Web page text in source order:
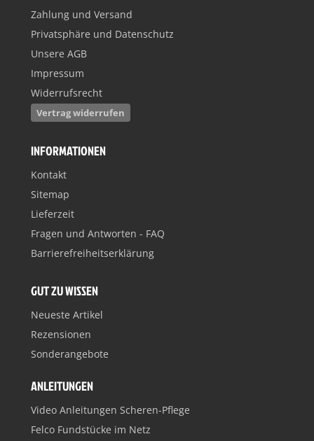
Zahlung und Versand
Privatsphäre und Datenschutz
Unsere AGB
Impressum
Widerrufsrecht
Vertrag widerrufen
INFORMATIONEN
Kontakt
Sitemap
Lieferzeit
Fragen und Antworten - FAQ
Barrierefreiheitserklärung
GUT ZU WISSEN
Neueste Artikel
Rezensionen
Sonderangebote
ANLEITUNGEN
Video Anleitungen Scheren-Pflege
Felco Fundstücke im Netz